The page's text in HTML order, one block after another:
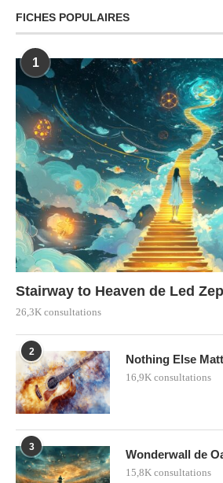
FICHES POPULAIRES
1
Stairway to Heaven de Led
26,3K consultations
2
Nothing Else
16,9K consultations
3
Wonderwall de
15,8K consultations